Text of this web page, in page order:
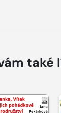
také